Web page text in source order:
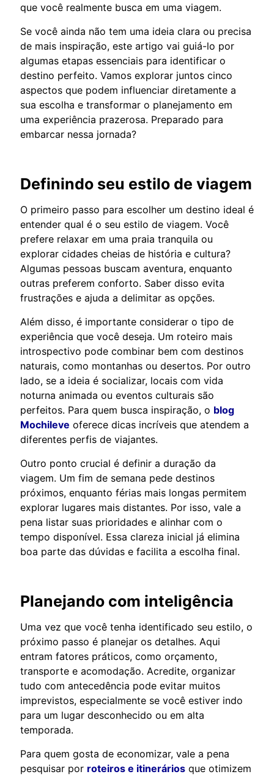
que você realmente busca em uma viagem.
Se você ainda não tem uma ideia clara ou precisa
de mais inspiração, este artigo vai guiá-lo por
algumas etapas essenciais para identificar o
destino perfeito. Vamos explorar juntos cinco
aspectos que podem influenciar diretamente a
sua escolha e transformar o planejamento em
uma experiência prazerosa. Preparado para
embarcar nessa jornada?
Definindo seu estilo de viagem
O primeiro passo para escolher um destino ideal é
entender qual é o seu estilo de viagem. Você
prefere relaxar em uma praia tranquila ou
explorar cidades cheias de história e cultura?
Algumas pessoas buscam aventura, enquanto
outras preferem conforto. Saber disso evita
frustrações e ajuda a delimitar as opções.
Além disso, é importante considerar o tipo de
experiência que você deseja. Um roteiro mais
introspectivo pode combinar bem com destinos
naturais, como montanhas ou desertos. Por outro
lado, se a ideia é socializar, locais com vida
noturna animada ou eventos culturais são
perfeitos. Para quem busca inspiração, o blog
Mochileve oferece dicas incríveis que atendem a
diferentes perfis de viajantes.
Outro ponto crucial é definir a duração da
viagem. Um fim de semana pede destinos
próximos, enquanto férias mais longas permitem
explorar lugares mais distantes. Por isso, vale a
pena listar suas prioridades e alinhar com o
tempo disponível. Essa clareza inicial já elimina
boa parte das dúvidas e facilita a escolha final.
Planejando com inteligência
Uma vez que você tenha identificado seu estilo, o
próximo passo é planejar os detalhes. Aqui
entram fatores práticos, como orçamento,
transporte e acomodação. Acredite, organizar
tudo com antecedência pode evitar muitos
imprevistos, especialmente se você estiver indo
para um lugar desconhecido ou em alta
temporada.
Para quem gosta de economizar, vale a pena
pesquisar por roteiros e itinerários que otimizem